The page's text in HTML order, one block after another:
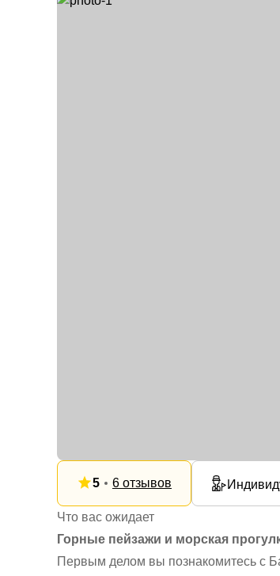
5 6 отзывов
Что вас ожидает
Горные пейзажи и морская
Первым делом вы познакомитесь с